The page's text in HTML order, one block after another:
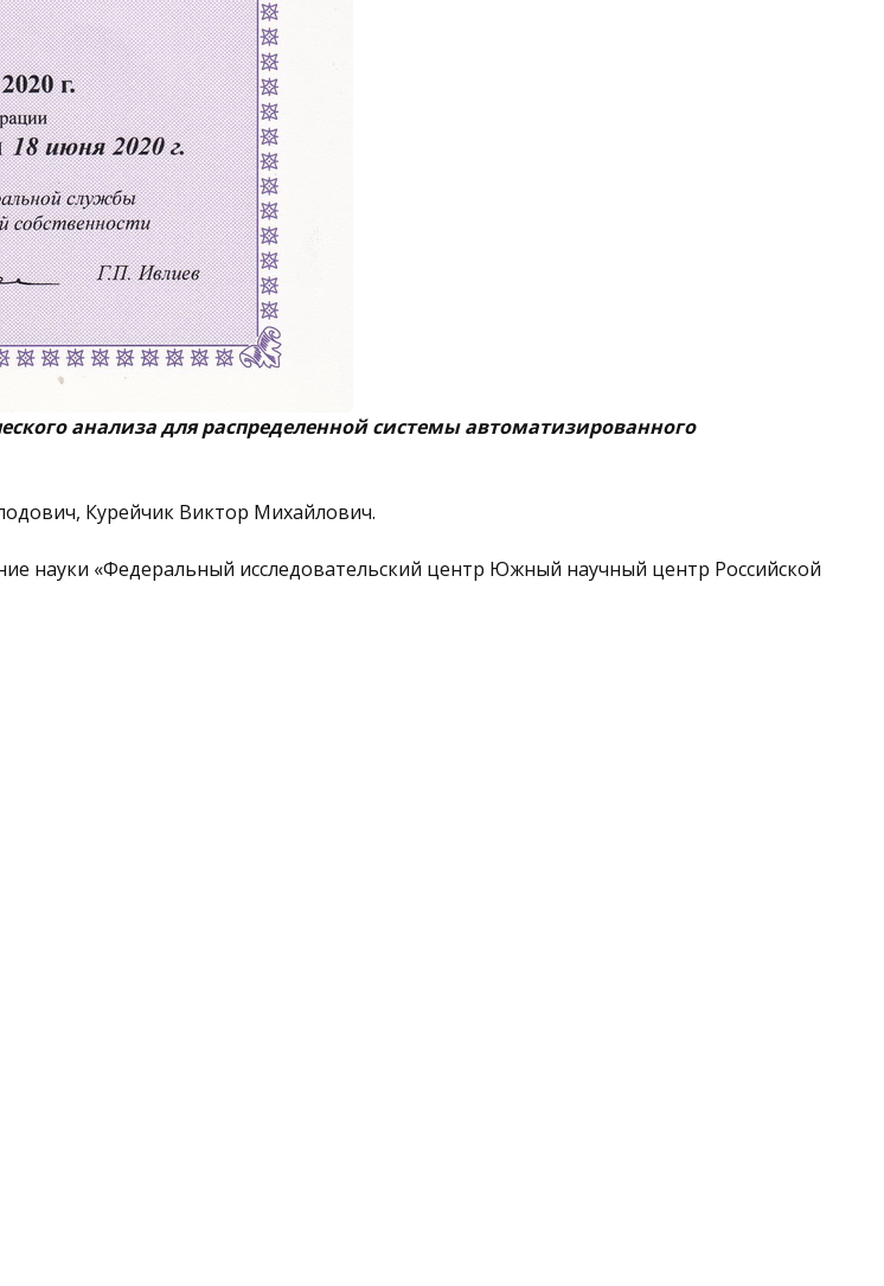
анализа для распределенной системы автоматизированного
Курейчик Виктор Михайлович.
науки «Федеральный исследовательский центр Южный научный центр Российской